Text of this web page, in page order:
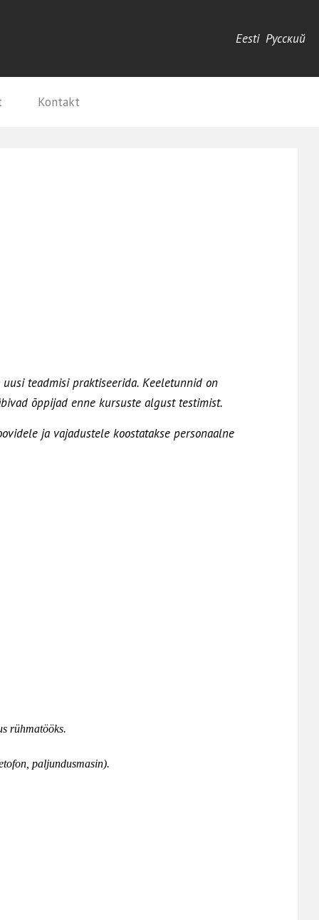
Eesti Русский
Kontakt
teadmisi praktiseerida. Keeletunnid on
õppijad enne kursuste algust testimist.
ja vajadustele koostatakse personaalne
rühmatööks.
paljundusmasin).